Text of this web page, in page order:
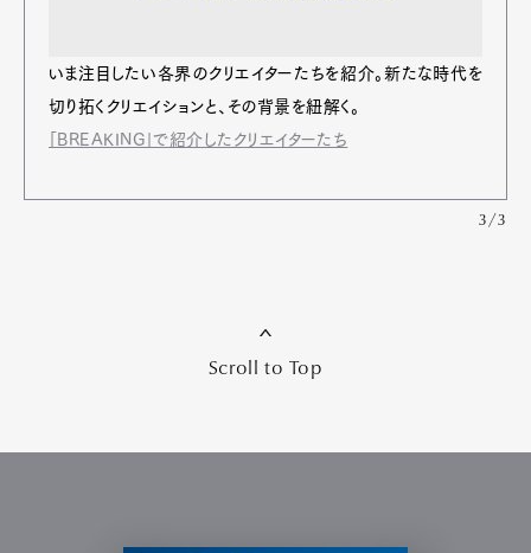
いま注⽬したい各界のクリエイターたちを紹介。新たな時代を
切り拓くクリエイションと、その背景を紐解く。
「BREAKING」で紹介したクリエイターたち
3/3
Scroll to Top